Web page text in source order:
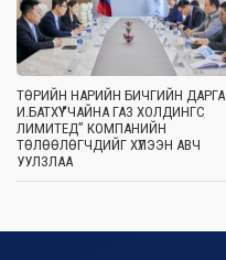
ТӨРИЙН НАРИЙН БИЧГИЙН ДАРГА
И.БАТХҮҮ “ЧАЙНА ГАЗ ХОЛДИНГС
ЛИМИТЕД” КОМПАНИЙН
ТӨЛӨӨЛӨГЧДИЙГ ХҮЛЭЭН АВЧ
УУЛЗЛАА